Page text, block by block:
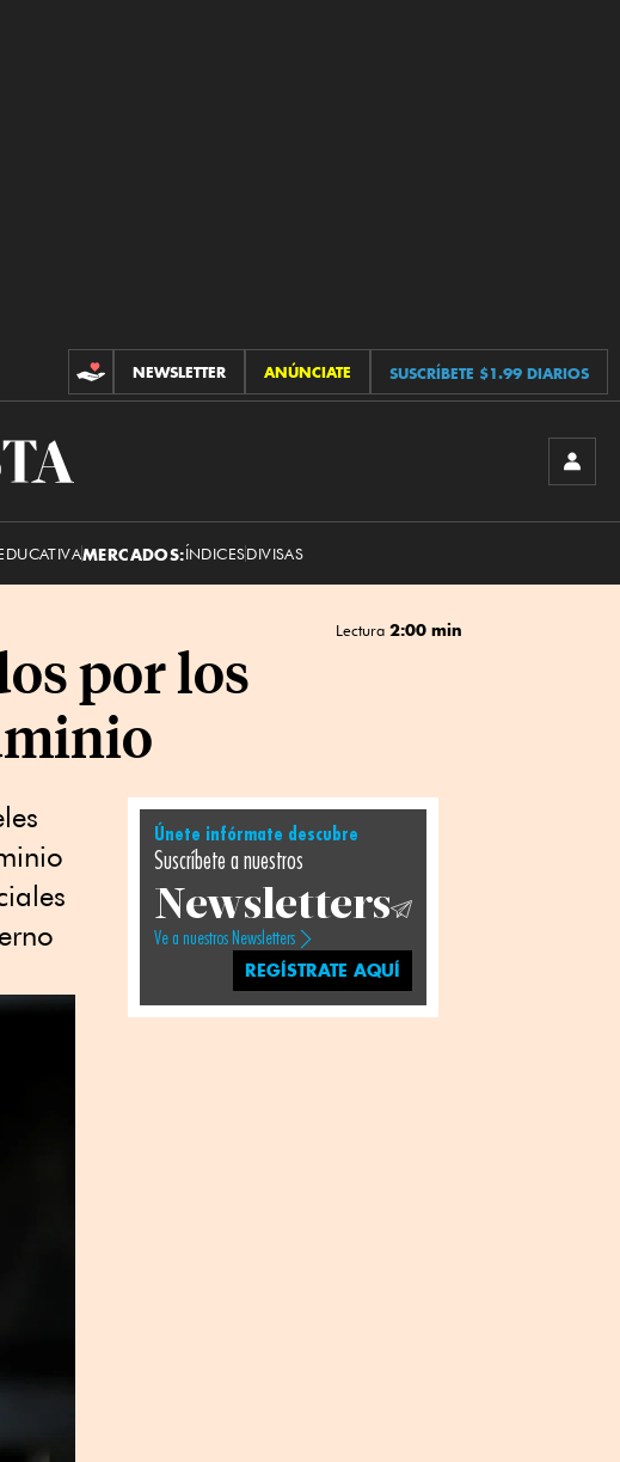
CONTRIBUCIONES
NEWSLETTER ANÚNCIATE SUSCRÍBETE $1.99 DIARIOS
MERCADOS:ÍNDICESDIVISAS
Lectura 2:00 min
por los
Únete infórmate descubre
Suscríbete a nuestros
Newsletters
Ve a nuestros Newsletters
REGÍSTRATE AQUÍ